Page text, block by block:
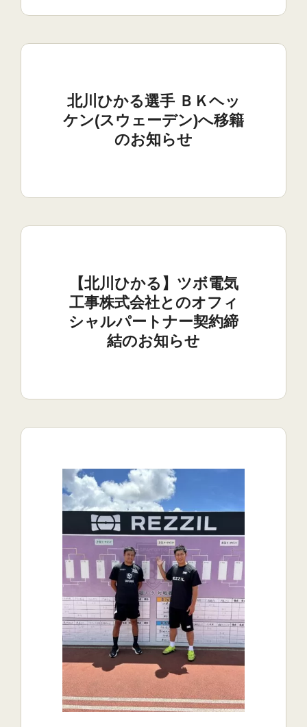
北川ひかる選手 ＢＫヘッ
ケン(スウェーデン)へ移籍
のお知らせ
【北川ひかる】ツボ電気
工事株式会社とのオフィ
シャルパートナー契約締
結のお知らせ